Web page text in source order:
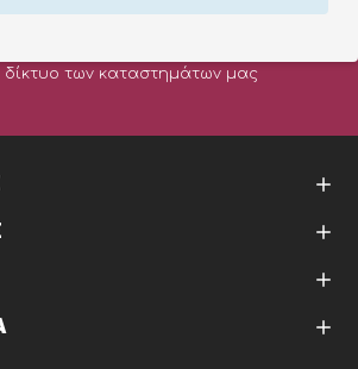
δίκτυο των καταστημάτων μας